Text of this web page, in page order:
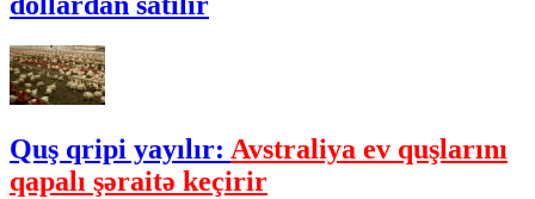
Quş qripi yayılır: Avstraliya ev quşlarını
qapalı şəraitə keçirir